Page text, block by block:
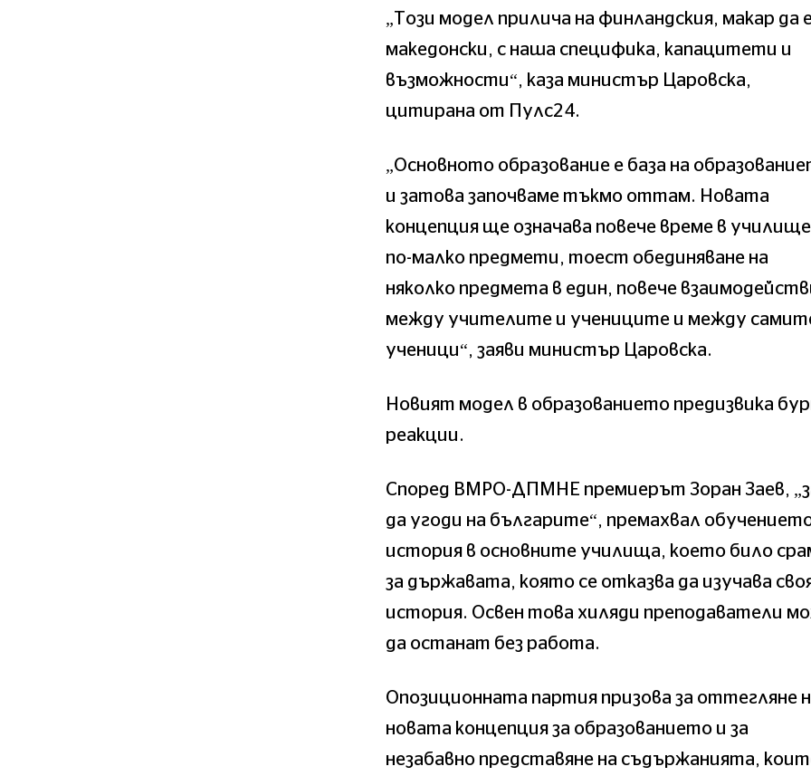
„Този модел прилича на финландския, макар да
македонски, с наша специфика, капацитети и
възможности“, каза министър Царовска,
цитирана от Пулс24.
„Основното образование е база на
и затова започваме тъкмо оттам. Новата
концепция ще означава повече време в
по-малко предмети, тоест обединяване на
няколко предмета в един, повече
между учителите и учениците и между
ученици“, заяви министър Царовска.
Новият модел в образованието предизвика
реакции.
Според ВМРО-ДПМНЕ премиерът Зоран Заев,
да угоди на българите“, премахвал
история в основните училища, което било
за държавата, която се отказва да изучава
история. Освен това хиляди преподаватели
да останат без работа.
Опозиционната партия призова за оттегляне
новата концепция за образованието и за
незабавно представяне на съдържанията,